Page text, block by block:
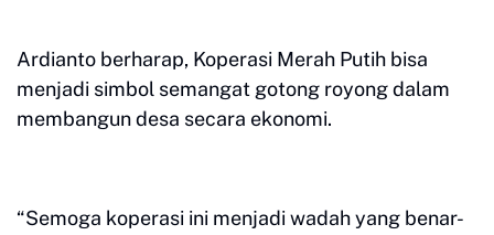
Ardianto berharap, Koperasi Merah Putih bisa
menjadi simbol semangat gotong royong dalam
membangun desa secara ekonomi.
“Semoga koperasi ini menjadi wadah yang benar-